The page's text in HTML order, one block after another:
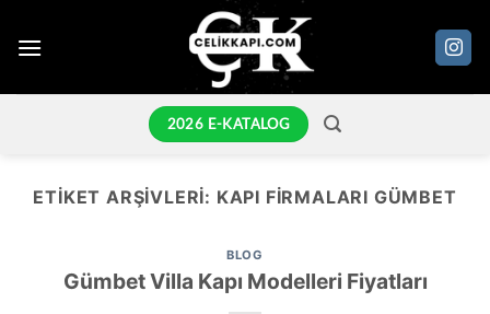
atla
2026 E-KATALOG
ETIKET ARŞIVLERI: KAPI FIRMALARI GÜMBET
BLOG
Gümbet Villa Kapı Modelleri Fiyatları